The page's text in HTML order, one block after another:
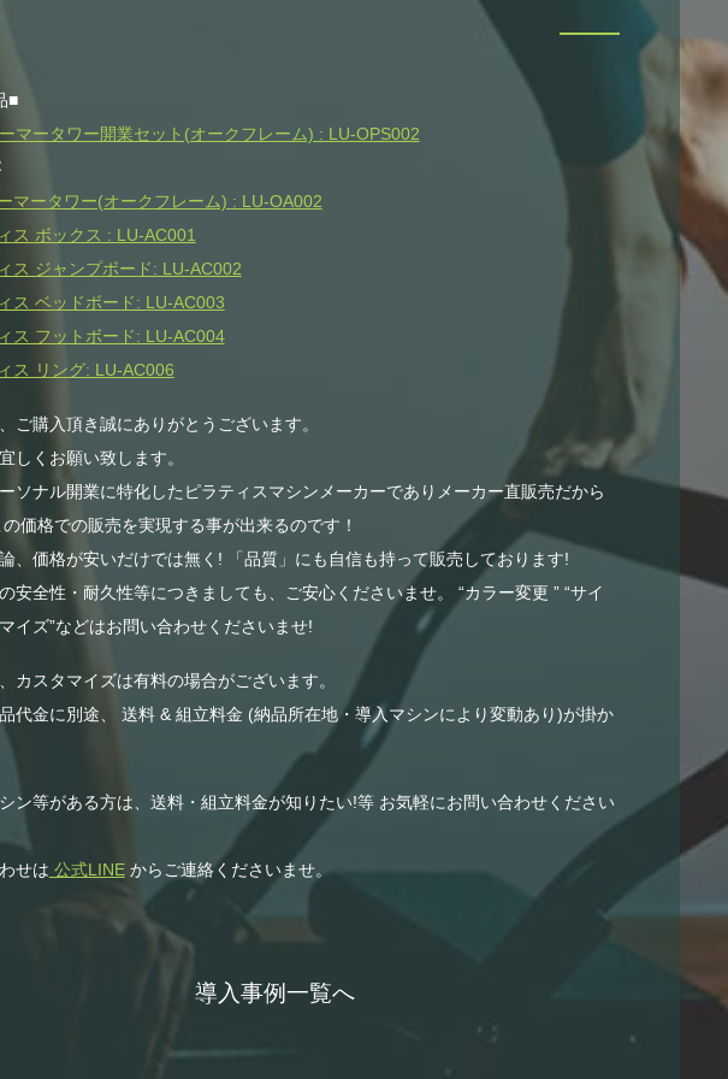
■
マータワー開業セット(オークフレーム) : LU-OPS002
マータワー(オークフレーム) : LU-OA002
ス ボックス : LU-AC001
ス ジャンプボード: LU-AC002
ス ベッドボード: LU-AC003
ス フットボード: LU-AC004
ス リング: LU-AC006
ご購入頂き誠にありがとうございます。
しくお願い致します。
ソナル開業に特化したピラティスマシンメーカーでありメーカー直販売だから
価格での販売を実現する事が出来るのです！
、価格が安いだけでは無く! 「品質」にも自信も持って販売しております!
安全性・耐久性等につきましても、ご安心くださいませ。 “カラー変更 ” “サイ
イズ”などはお問い合わせくださいませ!
カスタマイズは有料の場合がございます。
代金に別途、 送料 & 組立料金 (納品所在地・導入マシンにより変動あり)が掛か
ン等がある方は、送料・組立料金が知りたい!等 お気軽にお問い合わせください
せは 公式LINEからご連絡くださいませ。
導入事例一覧へ